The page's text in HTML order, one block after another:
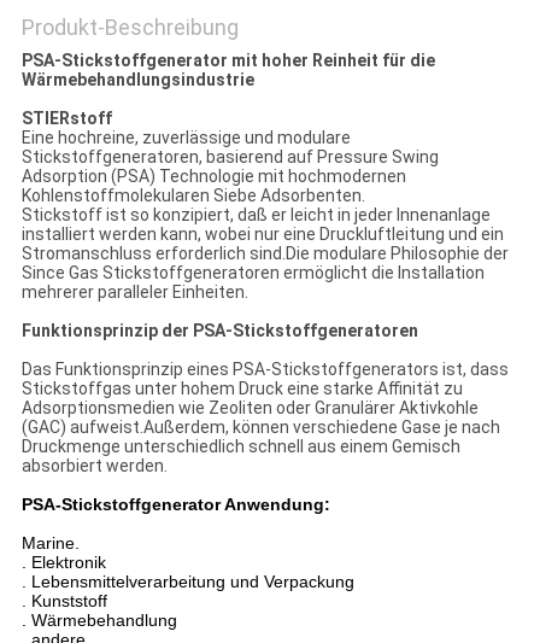
Produkt-Beschreibung
PSA-Stickstoffgenerator mit hoher Reinheit für die
Wärmebehandlungsindustrie
STIERstoff
Eine hochreine, zuverlässige und modulare
Stickstoffgeneratoren, basierend auf Pressure Swing
Adsorption (PSA) Technologie mit hochmodernen
Kohlenstoffmolekularen Siebe Adsorbenten.
Stickstoff ist so konzipiert, daß er leicht in jeder Innenanlage
installiert werden kann, wobei nur eine Druckluftleitung und ein
Stromanschluss erforderlich sind.Die modulare Philosophie der
Since Gas Stickstoffgeneratoren ermöglicht die Installation
mehrerer paralleler Einheiten.
Funktionsprinzip der PSA-Stickstoffgeneratoren
Das Funktionsprinzip eines PSA-Stickstoffgenerators ist, dass
Stickstoffgas unter hohem Druck eine starke Affinität zu
Adsorptionsmedien wie Zeoliten oder Granulärer Aktivkohle
(GAC) aufweist.Außerdem, können verschiedene Gase je nach
Druckmenge unterschiedlich schnell aus einem Gemisch
absorbiert werden.
PSA-Stickstoffgenerator Anwendung:
Marine.
. Elektronik
. Lebensmittelverarbeitung und Verpackung
. Kunststoff
. Wärmebehandlung